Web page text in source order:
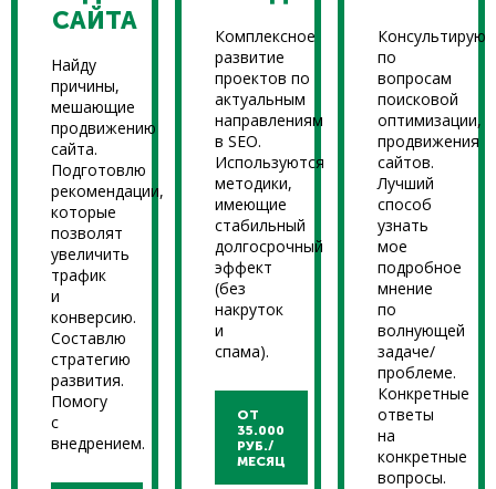
САЙТА
Найду
причины,
мешающие
продвижению
сайта.
Подготовлю
рекомендации,
которые
позволят
увеличить
трафик
и
конверсию.
Составлю
стратегию
развития.
Помогу
с
внедрением.
Комплексное
развитие
проектов по
актуальным
направлениям
в SEO.
Используются
методики,
имеющие
стабильный
долгосрочный
эффект
(без
накруток
и
спама).
ОТ
35.000
РУБ./
МЕСЯЦ
Консультирую
по
вопросам
поисковой
оптимизации,
продвижения
сайтов.
Лучший
способ
узнать
мое
подробное
мнение
по
волнующей
задаче/
проблеме.
Конкретные
ответы
на
конкретные
вопросы.